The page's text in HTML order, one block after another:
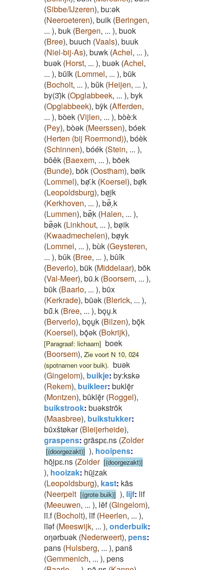
(Sibbe/IJzeren), bu:ək
(Neeroeteren), buik (Beringen,
... ), buk (Bergen, ... ), buok
(Bree), buuch (Vaals), buuk
(Niel-bij-As), buwk (Achel, ... ),
buǝk (Horst, ... ), buək (Achel,
... ), būīk (Lommel, ... ), būk
(Bocholt, ... ), bŭk (Heijen, ... ),
by(3)̄k (Opglabbeek, ... ), byk
(Opglabbeek), bȳk (Afferden,
... ), bòek (Vijlen, ... ), bòè:k
(Pey), bòək (Meerssen), bóek
(Herten (bij Roermond)), bóèk
(Schinnen), bóék (Stein, ... ),
bôêk (Baexem, ... ), böek
(Bunde), bök (Oostham), bøik
(Lommel), bø̜̄.k (Koersel), bø̜̄k
(Leopoldsburg), bø̜i̯k
(Kerkhoven, ... ), bø͂ͅ.k
(Lummen), bø͂ͅk (Halen, ... ),
bø͂ͅək (Linkhout, ... ), bøͅik
(Kwaadmechelen), bøͅyk
(Lommel, ... ), bùk (Geysteren,
... ), bûk (Bree, ... ), bûîk
(Beverlo), bük (Middelaar), bōk
(Val-Meer), bū.k (Boorsem, ... ),
būk (Baarlo, ... ), būx
(Kerkrade), būǝk (Blerick, ... ),
bű̄.k (Bree, ... ), bǫu̯.k
(Berverlo), bǫu̯k (Bilzen), bǭk
(Koersel), bǭǝk (Bokrijk),
[Paragraaf: lichaam] boek
(Boorsem), Zie voort N 10, 024
(spotnamen voor buik). buək
(Gingelom), buikje: by:kskə
(Rekem), buikleer: buklę̄r
(Montzen), būklę̄r(Roggel),
buikstrook: buǝkstrōk
(Maasbree), buikstukker:
būxštøkǝr(Bleijerheide),
graspens: grāspɛ.ns (Zolder
[(doorgezakt)] ), hooipens:
hōi̯pɛ.ns (Zolder [(doorgezakt)]
), hooizak: hūi̯zak
(Leopoldsburg), kast: kās
(Neerpelt [(grote buik)] ), lijf: lif
(Meeuwen, ... ), lēf(Gingelom),
lī.f(Bocholt), līf(Heerlen, ... ),
līǝf(Meeswijk, ... ), onderbuik:
oŋǝrbuǝk (Nederweert), pens:
pans (Hulsberg, ... ), panš
(Gemmenich, ... ), pens